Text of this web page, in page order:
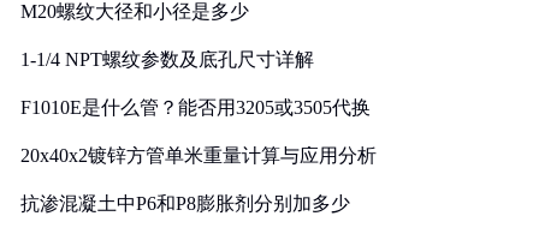
M20螺纹大径和小径是多少
1-1/4 NPT螺纹参数及底孔尺寸详解
F1010E是什么管？能否用3205或3505代换
20x40x2镀锌方管单米重量计算与应用分析
抗渗混凝土中P6和P8膨胀剂分别加多少